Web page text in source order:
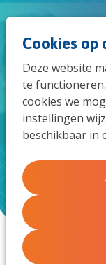
Cookies op
Deze website
te
cookies we
instellingen
beschikbaar in
#2.5-